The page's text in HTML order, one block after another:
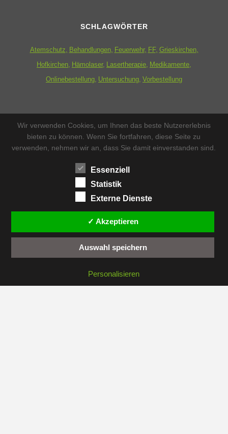
SCHLAGWÖRTER
Atemschutz Behandlungen Feuerwehr FF Grieskirchen
Hofkirchen Hämolaser Lasertherapie Medikamente
Onlinebestellung Untersuchung Vorbestellung
Sitemap
Wir verwenden Cookies, um Ihnen das beste Nutzererlebnis
bieten zu können. Wenn Sie fortfahren, diese Seite zu
verwenden, nehmen wir an, dass Sie damit einverstanden sind.
Essenziell
Statistik
Externe Dienste
✓ Akzeptieren
Auswahl speichern
Personalisieren